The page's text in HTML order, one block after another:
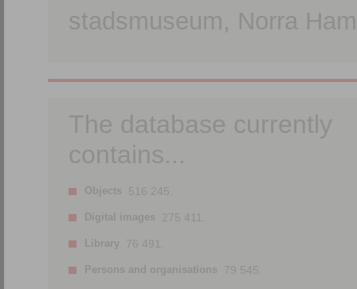
stadsmuseum, Norra
The database currently
contains...
Objects 516 245.
Digital images 275 411.
Library 76 491.
Persons and organisations 79 545.